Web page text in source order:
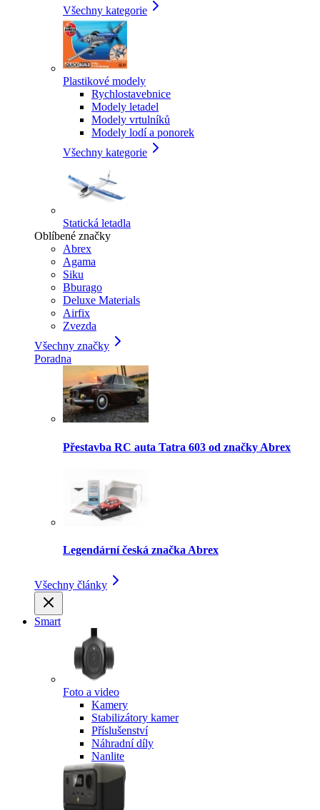
Všechny kategorie
Plastikové modely
Rychlostavebnice
Modely letadel
Modely vrtulníků
Modely lodí a ponorek
Všechny kategorie
Statická letadla
Oblíbené značky
Abrex
Agama
Siku
Bburago
Deluxe Materials
Airfix
Zvezda
Všechny značky
Poradna
Přestavba RC auta Tatra 603 od značky Abrex
Legendární česká značka Abrex
Všechny články
Smart
Foto a video
Kamery
Stabilizátory kamer
Příslušenství
Náhradní díly
Nanlite